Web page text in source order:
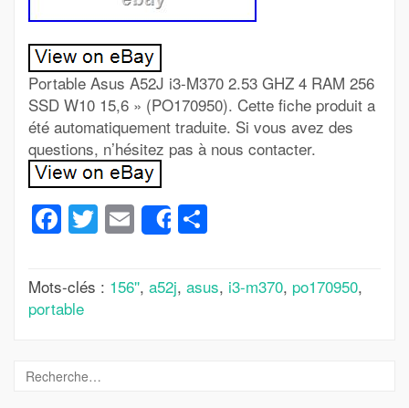
Portable Asus A52J i3-M370 2.53 GHZ 4 RAM 256
SSD W10 15,6 » (PO170950). Cette fiche produit a
été automatiquement traduite. Si vous avez des
questions, n’hésitez pas à nous contacter.
Facebook
Twitter
Email
Share
Mots-clés : 156'', a52j, asus, i3-m370, po170950,
portable